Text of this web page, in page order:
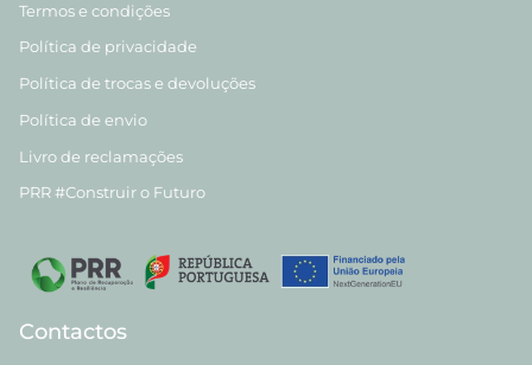
Termos e condições
Política de privacidade
Política de trocas e devoluções
Política de envio
Livro de reclamações
PRR #Construir o Futuro
Contactos